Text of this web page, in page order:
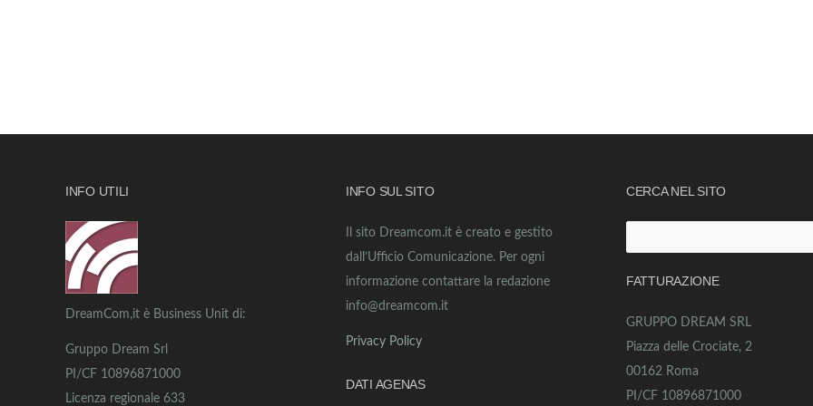
INFO UTILI
DreamCom,it è Business Unit di:
Gruppo Dream Srl
PI/CF 10896871000
Licenza regionale 633
INFO SUL SITO
Il sito Dreamcom.it è creato e gestito
dall’Ufficio Comunicazione. Per ogni
informazione contattare la redazione
info@dreamcom.it
Privacy Policy
DATI AGENAS
CERCA NEL SITO
per:
FATTURAZIONE
GRUPPO DREAM SRL
Piazza delle Crociate, 2
00162 Roma
PI/CF 10896871000